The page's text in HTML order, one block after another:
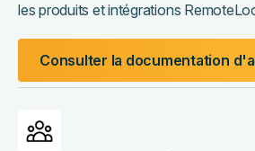
les produits et intégrations
Consulter la documentation